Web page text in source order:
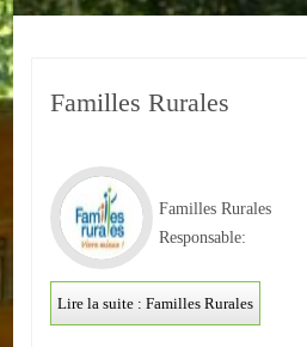
Urbanisme
Santé
Social
Culturel
Familles Rurales
Familles Rurales
Responsable:
Lire la suite : Familles Rurales